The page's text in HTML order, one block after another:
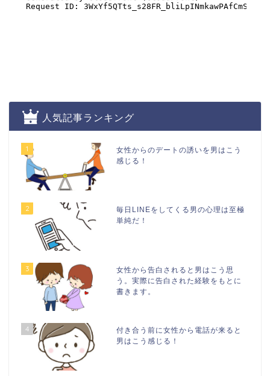
人気記事ランキング
1
女性からのデートの誘いを男はこう
感じる！
2
毎日LINEをしてくる男の心理は至極
単純だ！
3
女性から告白されると男はこう思
う。実際に告白された経験をもとに
書きます。
4
付き合う前に女性から電話が来ると
男はこう感じる！